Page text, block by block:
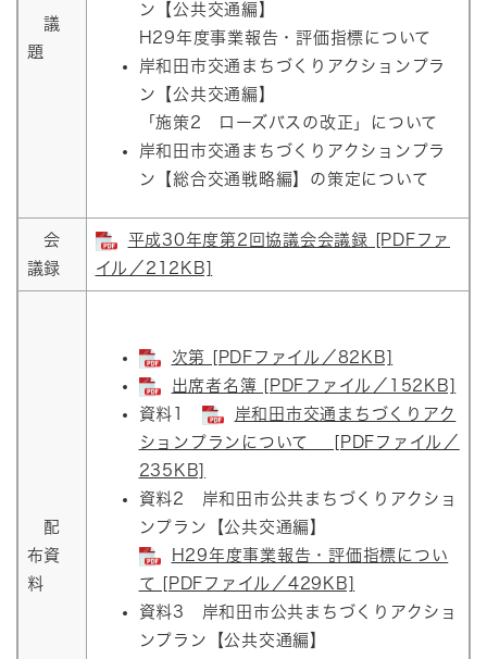
議
題
ン【公共交通編】
H29年度事業報告・評価指標について
岸和田市交通まちづくりアクションプラ
ン【公共交通編】
「施策2 ローズバスの改正」について
岸和田市交通まちづくりアクションプラ
ン【総合交通戦略編】の策定について
会
議録
平成30年度第2回協議会会議録 [PDFファ
イル／212KB]
配
布資
料
次第 [PDFファイル／82KB]
出席者名簿 [PDFファイル／152KB]
資料1
岸和田市交通まちづくりアク
ションプランについて [PDFファイル／
235KB]
資料2 岸和田市公共まちづくりアクショ
ンプラン【公共交通編】
H29年度事業報告・評価指標につい
て [PDFファイル／429KB]
資料3 岸和田市公共まちづくりアクショ
ンプラン【公共交通編】